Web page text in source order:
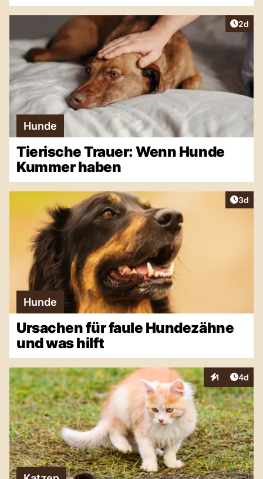
2d
Hunde
Tierische Trauer: Wenn Hunde
Kummer haben
3d
Hunde
Ursachen für faule Hundezähne
und was hilft
1
Interaktionen
4d